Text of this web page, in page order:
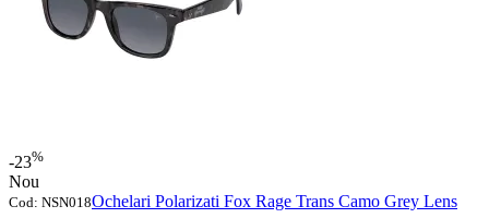
-23%
Nou
Cod: NSN018Ochelari Polarizati Fox Rage Trans Camo Grey Lens